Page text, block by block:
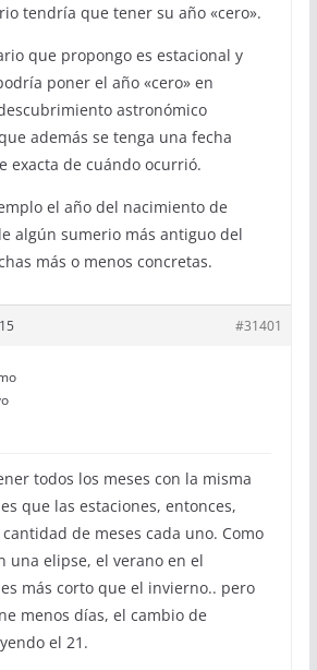
tendría que tener su año «cero».
que propongo es estacional y
poner el año «cero» en
astronómico
además se tenga una fecha
exacta de cuándo ocurrió.
el año del nacimiento de
algún sumerio más antiguo del
más o menos concretas.
#31401
todos los meses con la misma
que las estaciones, entonces,
de meses cada uno. Como
una elipse, el verano en el
más corto que el invierno.. pero
menos días, el cambio de
el 21.